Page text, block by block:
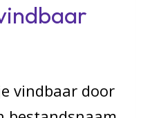
vindbaar door